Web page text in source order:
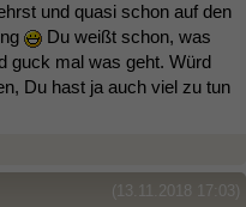
und quasi schon auf den
Du weißt schon, was
guck mal was geht. Würd
Du hast ja auch viel zu tun
(13.11.2018 17:03)